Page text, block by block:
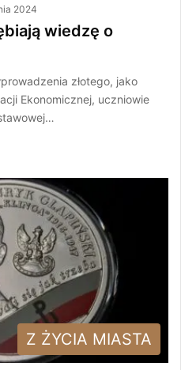
2024
wiedzę o
złotego, jako
Ekonomicznej, uczniowie
Z ŻYCIA MIASTA